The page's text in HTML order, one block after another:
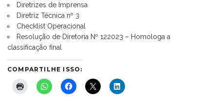
Diretrizes de Imprensa
Diretriz Técnica nº 3
Checklist Operacional
Resolução de Diretoria Nº 122023 – Homologa a
classificação final
COMPARTILHE ISSO: